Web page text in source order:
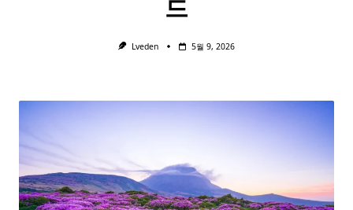
드
Lveden 5월 9, 2026